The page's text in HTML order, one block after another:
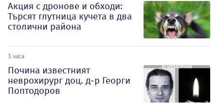
Акция с дронове и обходи:
Търсят глутница кучета в два
столични района
3 часа
Почина известният
неврохирург доц. д-р Георги
Поптодоров